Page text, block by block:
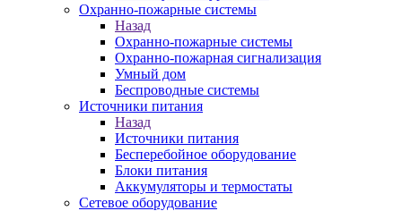
Охранно-пожарные системы
Назад
Охранно-пожарные системы
Охранно-пожарная сигнализация
Умный дом
Беспроводные системы
Источники питания
Назад
Источники питания
Бесперебойное оборудование
Блоки питания
Аккумуляторы и термостаты
Сетевое оборудование